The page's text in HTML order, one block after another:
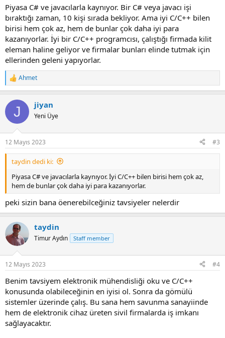
Piyasa C# ve javacılarla kaynıyor. Bir C# veya javacı işi
bıraktığı zaman, 10 kişi sırada bekliyor. Ama iyi C/C++ bilen
birisi hem çok az, hem de bunlar çok daha iyi para
kazanıyorlar. İyi bir C/C++ programcısı, çalıştığı firmada kilit
eleman haline geliyor ve firmalar bunları elinde tutmak için
ellerinden geleni yapıyorlar.
R
e
c
i
s
:
Ahmet
J jiyan
Yeni Üye
12 Mayıs 2023 #3
taydin dedi ki:
Piyasa C# ve javacılarla kaynıyor. İyi C/C++ bilen birisi hem çok az,
hem de bunlar çok daha iyi para kazanıyorlar.
peki sizin bana öenerebilceğiniz tavsiyeler nelerdir
taydin
Timur Aydın Staff member
12 Mayıs 2023 #4
Benim tavsiyem elektronik mühendisliği oku ve C/C++
konusunda olabileceğinin en iyisi ol. Sonra da gömülü
sistemler üzerinde çalış. Bu sana hem savunma sanayiinde
hem de elektronik cihaz üreten sivil firmalarda iş imkanı
sağlayacaktır.